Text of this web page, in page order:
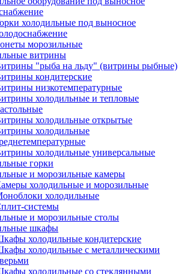
холодильные под выносное
морозильные
витрины
"рыба на льду" (витрины рыбные)
кондитерские
низкотемпературные
холодильные и тепловые
холодильные открытые
холодильные
холодильные универсальные
горки
и морозильные камеры
холодильные и морозильные
холодильные
системы
и морозильные столы
шкафы
холодильные кондитерские
холодильные с металлическими
холодильные со стеклянными